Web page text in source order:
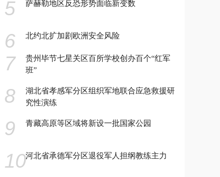
5 萨赫勒地区反恐形势面临新变数
6 北约北扩加剧欧洲安全风险
7
贵州毕节七星关区百所学校创办百个“红军
班”
8
湖北省孝感军分区组织军地联合应急救援研
究性演练
9 青藏高原等区域将新设一批国家公园
10河北省承德军分区退役军人担纲教练主力